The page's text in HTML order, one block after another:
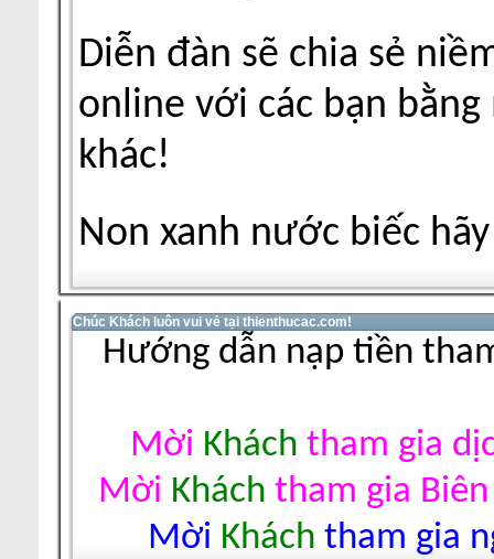
Diễn đàn sẽ chia sẻ
online với các bạn
khác!
Non xanh nước biếc
Chúc Khách luôn vui vẻ tại thienthucac.com!
Hướng dẫn nạp tiền
Mời Khách tham gia
Mời Khách tham gia
Mời Khách tham gia